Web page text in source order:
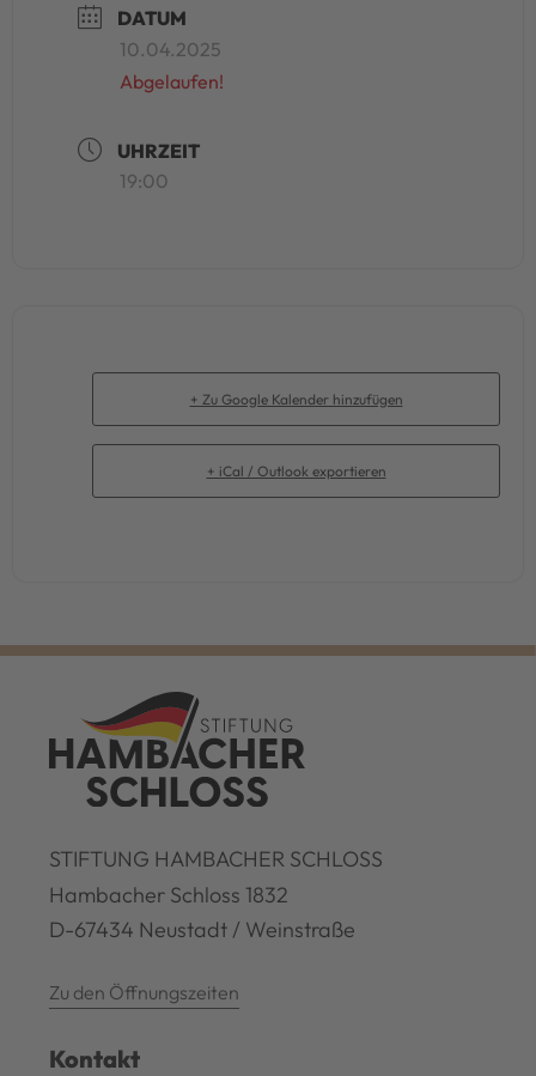
DATUM
10.04.2025
Abgelaufen!
UHRZEIT
19:00
+ Zu Google Kalender hinzufügen
+ iCal / Outlook exportieren
STIFTUNG HAMBACHER SCHLOSS
Hambacher Schloss 1832
D-67434 Neustadt / Weinstraße
Zu den Öffnungszeiten
Kontakt